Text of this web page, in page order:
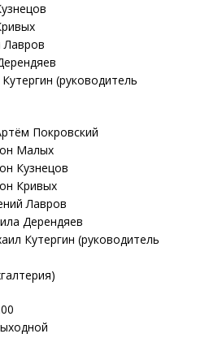
Лавров
(руководитель
Покровский
Малых
Кузнецов
Кривых
Лавров
Дерендяев
Кутергин (руководитель